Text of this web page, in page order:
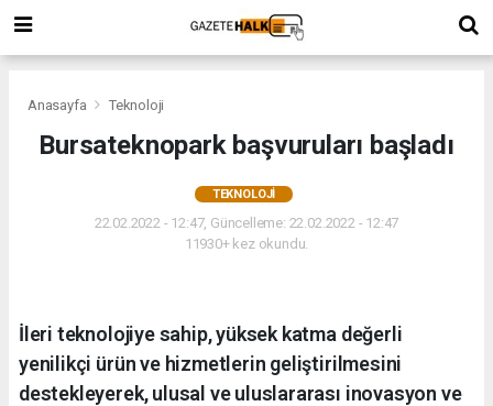
Anasayfa Teknoloji
Bursateknopark başvuruları başladı
TEKNOLOJI
22.02.2022 - 12:47, Güncelleme: 22.02.2022 - 12:47
11930+ kez okundu.
İleri teknolojiye sahip, yüksek katma değerli
yenilikçi ürün ve hizmetlerin geliştirilmesini
destekleyerek, ulusal ve uluslararası inovasyon ve